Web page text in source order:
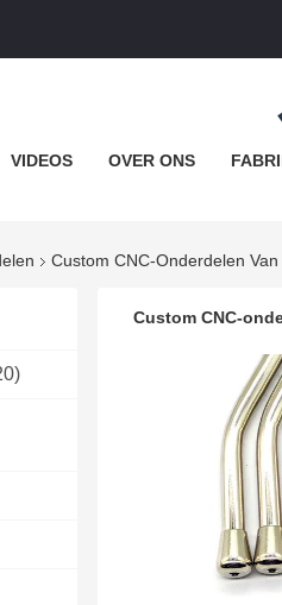
VIDEOS OVER ONS
Custom CNC-Onderdelen
Custom CNC-